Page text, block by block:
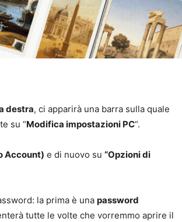
destra, ci apparirà una barra sulla quale
su “Modifica impostazioni PC“.
Account) e di nuovo su “Opzioni di
la prima è una password
tutte le volte che vorremmo aprire il